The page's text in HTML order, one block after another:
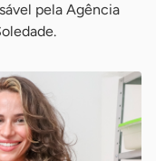
pela Agência